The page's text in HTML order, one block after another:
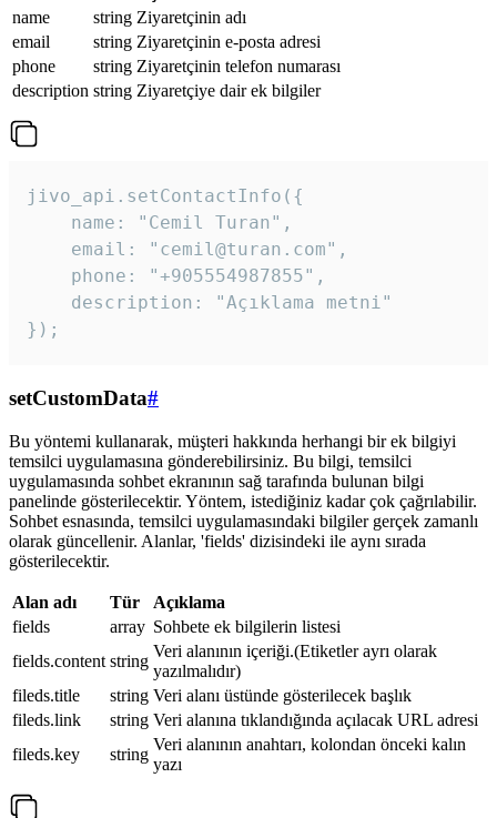
name
string Ziyaretçinin adı
email
string Ziyaretçinin e-posta adresi
phone
string Ziyaretçinin telefon numarası
description string Ziyaretçiye dair ek bilgiler
jivo_api.setContactInfo({
    name: "Cemil Turan",
    email: "cemil@turan.com",
    phone: "+905554987855",
    description: "Açıklama metni"
});
setCustomData#
Bu yöntemi kullanarak, müşteri hakkında herhangi bir ek bilgiyi
temsilci uygulamasına gönderebilirsiniz. Bu bilgi, temsilci
uygulamasında sohbet ekranının sağ tarafında bulunan bilgi
panelinde gösterilecektir. Yöntem, istediğiniz kadar çok çağrılabilir.
Sohbet esnasında, temsilci uygulamasındaki bilgiler gerçek zamanlı
olarak güncellenir. Alanlar, 'fields' dizisindeki ile aynı sırada
gösterilecektir.
Alan adı Tür
Açıklama
fields
array Sohbete ek bilgilerin listesi
fields.content string
Veri alanının içeriği.(Etiketler ayrı olarak
yazılmalıdır)
fileds.title
string Veri alanı üstünde gösterilecek başlık
fileds.link
string Veri alanına tıklandığında açılacak URL adresi
fileds.key
string
Veri alanının anahtarı, kolondan önceki kalın
yazı